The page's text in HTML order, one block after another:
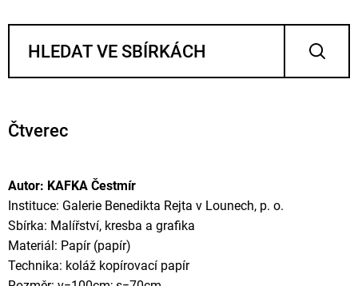
Čtverec
Autor: KAFKA Čestmír
Instituce: Galerie Benedikta Rejta v Lounech, p. o.
Sbírka: Malířství, kresba a grafika
Materiál: Papír (papír)
Technika: koláž kopírovací papír